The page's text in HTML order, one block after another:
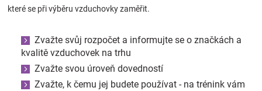
které se při výběru vzduchovky zaměřit.
Zvažte svůj rozpočet a informujte se o značkách a
kvalitě vzduchovek na trhu
Zvažte svou úroveň dovedností
Zvažte, k čemu jej budete používat - na trénink vám